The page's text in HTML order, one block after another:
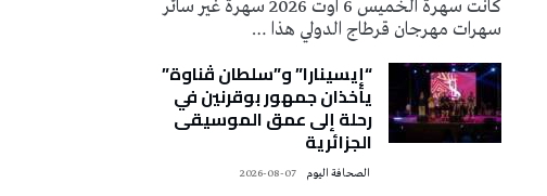
كانت سهرة الخميس 6 اوت 2026 سهرة غير سائر
سهرات مهرجان قرطاج الدولي هذا …
“إيسينارا” و”سلطان ڤناوة”
يأخذان جمهور بوقرنين في
رحلة إلى عمق الموسيقى
الجزائرية
2026-08-07